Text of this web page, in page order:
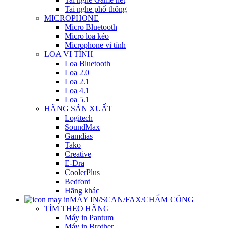
Tai nghe phổ thông
MICROPHONE
Micro Bluetooth
Micro loa kéo
Microphone vi tính
LOA VI TÍNH
Loa Bluetooth
Loa 2.0
Loa 2.1
Loa 4.1
Loa 5.1
HÃNG SẢN XUẤT
Logitech
SoundMax
Gamdias
Tako
Creative
E-Dra
CoolerPlus
Bedford
Hãng khác
MÁY IN/SCAN/FAX/CHẤM CÔNG
TÌM THEO HÃNG
Máy in Pantum